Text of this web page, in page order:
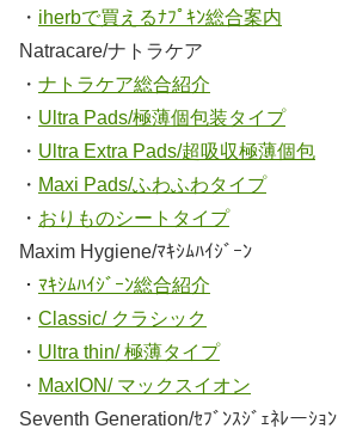
・ iherbで買えるﾅﾌﾟｷﾝ総合案内
Natracare/ナトラケア
・ ナトラケア総合紹介
・ Ultra Pads/極薄個包装タイプ
・ Ultra Extra Pads/超吸収極薄個包
・ Maxi Pads/ふわふわタイプ
・ おりものシートタイプ
Maxim Hygiene/ﾏｷｼﾑﾊｲｼﾞｰﾝ
・ ﾏｷｼﾑﾊｲｼﾞｰﾝ総合紹介
・ Classic/ クラシック
・ Ultra thin/ 極薄タイプ
・ MaxION/ マックスイオン
Seventh Generation/ｾﾌﾞﾝｽｼﾞｪﾈﾚーｼｮﾝ